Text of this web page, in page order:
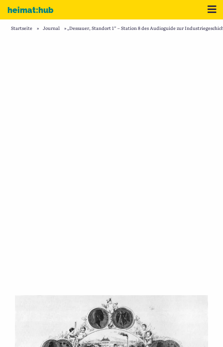
Zum Inhalt
heimat:hub
Startseite » Journal »„Dessauer, Standort 1“ – Station 8 des Audioguide zur